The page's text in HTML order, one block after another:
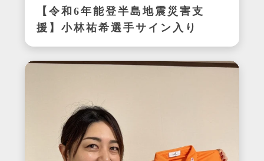
【令和6年能登半島地震災害支
援】小林祐希選手サイン入り
スパイク